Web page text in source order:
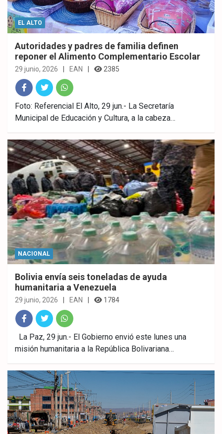
EL ALTO
Autoridades y padres de familia definen
reponer el Alimento Complementario Escolar
29 junio, 2026 EAN 2385
Fac
ebo
ok
Twitt
er
What
sAp
p
Foto: Referencial El Alto, 29 jun.- La Secretaría
Municipal de Educación y Cultura, a la cabeza…
NACIONAL
Bolivia envía seis toneladas de ayuda
humanitaria a Venezuela
29 junio, 2026 EAN 1784
Fac
ebo
ok
Twitt
er
What
sAp
p
La Paz, 29 jun.- El Gobierno envió este lunes una
misión humanitaria a la República Bolivariana…